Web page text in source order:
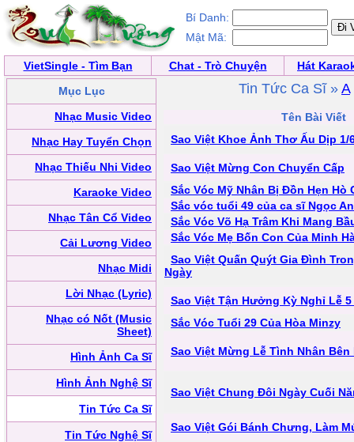
Bí Danh:
Mật Mã:
VietSingle - Tìm Bạn Chat - Trò Chuyện
Hát
Mục Lục
Nhạc Music Video
Nhạc Hay Tuyển Chọn
Nhạc Thiếu Nhi Video
Karaoke Video
Nhạc Tân Cổ Video
Cải Lương Video
Nhạc Midi
Lời Nhạc (Lyric)
Nhạc có Nốt (Music
Sheet)
Hình Ảnh Ca Sĩ
Hình Ảnh Nghệ Sĩ
Tin Tức Ca Sĩ
Tin Tức Nghệ Sĩ
Tin Tức Ca Sĩ » A
Tên Bài Viết
Sao Việt Khoe Ảnh Thơ Ấu Dịp 1/
Sao Việt Mừng Con Chuyển Cấp
Sắc Vóc Mỹ Nhân Bị Đồn Hẹn Hò
Sắc vóc tuổi 49 của ca sĩ Ngọc
Sắc Vóc Võ Hạ Trâm Khi Mang
Sắc Vóc Mẹ Bốn Con Của Minh
Sao Việt Quấn Quýt Gia Đình
Ngày
Sao Việt Tận Hưởng Kỳ Nghỉ Lễ 5
Sắc Vóc Tuổi 29 Của Hòa Minzy
Sao Việt Mừng Lễ Tình Nhân
Sao Việt Chung Đôi Ngày Cuối
Sao Việt Gói Bánh Chưng, Làm